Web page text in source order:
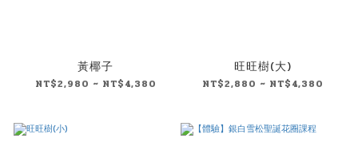
黃椰子
NT$2,980 ~ NT$4,380
旺旺樹(大)
NT$2,880 ~ NT$4,380